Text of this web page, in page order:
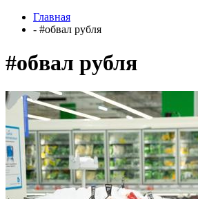
Главная
- #обвал рубля
#обвал рубля